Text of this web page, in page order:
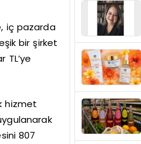
iç pazarda
bir şirket
hizmet
807